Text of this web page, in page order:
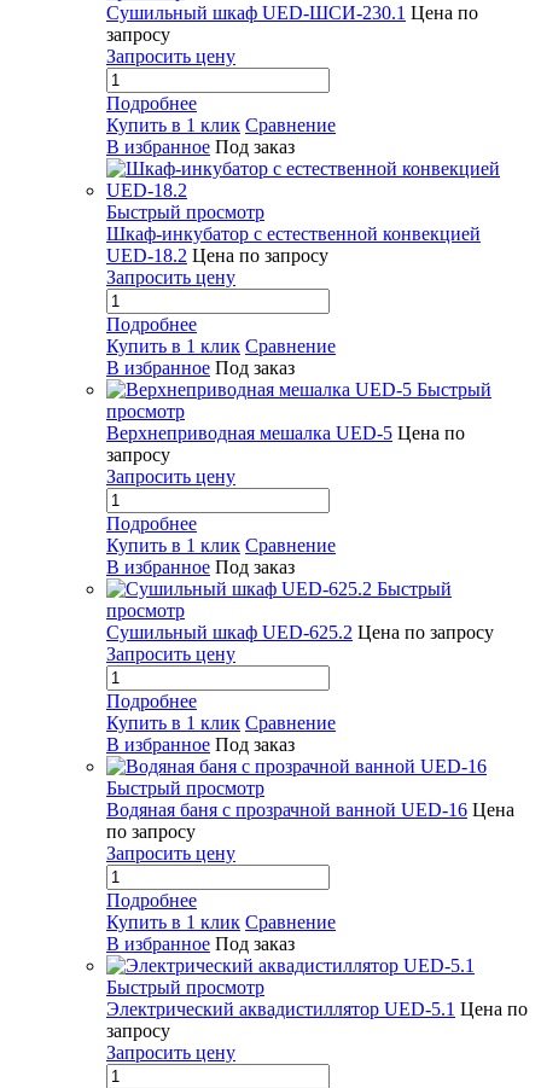
Сушильный шкаф UED-ШСИ-230.1 Цена по
запросу
Запросить цену
Подробнее
Купить в 1 клик Сравнение
В избранное Под заказ
Быстрый просмотр
Шкаф-инкубатор с естественной конвекцией
UED-18.2 Цена по запросу
Запросить цену
Подробнее
Купить в 1 клик Сравнение
В избранное Под заказ
Быстрый
просмотр
Верхнеприводная мешалка UED-5 Цена по
запросу
Запросить цену
Подробнее
Купить в 1 клик Сравнение
В избранное Под заказ
Быстрый
просмотр
Сушильный шкаф UED-625.2 Цена по запросу
Запросить цену
Подробнее
Купить в 1 клик Сравнение
В избранное Под заказ
Быстрый просмотр
Водяная баня с прозрачной ванной UED-16 Цена
по запросу
Запросить цену
Подробнее
Купить в 1 клик Сравнение
В избранное Под заказ
Быстрый просмотр
Электрический аквадистиллятор UED-5.1 Цена по
запросу
Запросить цену